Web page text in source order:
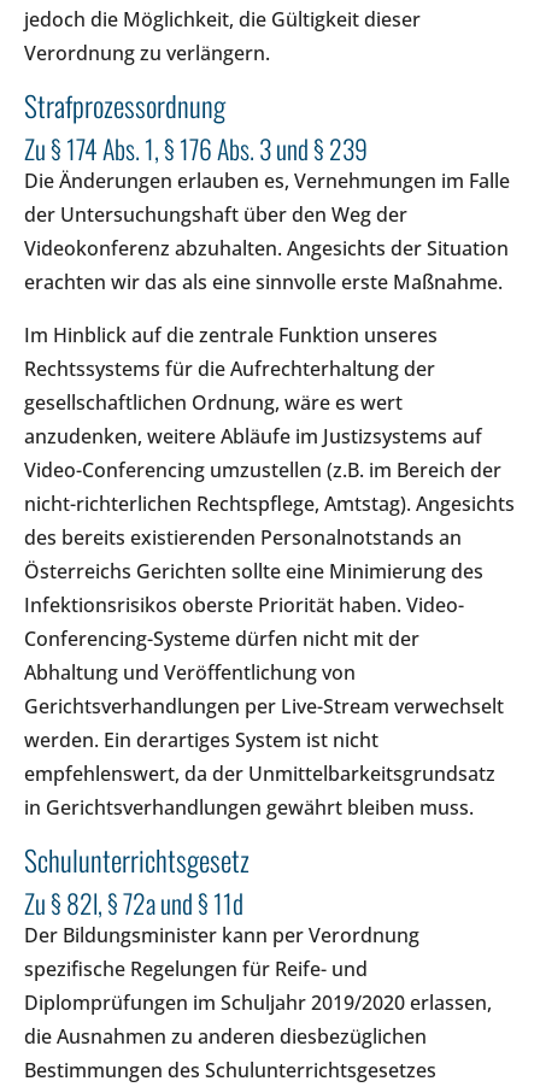
jedoch die Möglichkeit, die Gültigkeit dieser
Verordnung zu verlängern.
Strafprozessordnung
Zu § 174 Abs. 1, § 176 Abs. 3 und § 239
Die Änderungen erlauben es, Vernehmungen im Falle
der Untersuchungshaft über den Weg der
Videokonferenz abzuhalten. Angesichts der Situation
erachten wir das als eine sinnvolle erste Maßnahme.
Im Hinblick auf die zentrale Funktion unseres
Rechtssystems für die Aufrechterhaltung der
gesellschaftlichen Ordnung, wäre es wert
anzudenken, weitere Abläufe im Justizsystems auf
Video-Conferencing umzustellen (z.B. im Bereich der
nicht-richterlichen Rechtspflege, Amtstag). Angesichts
des bereits existierenden Personalnotstands an
Österreichs Gerichten sollte eine Minimierung des
Infektionsrisikos oberste Priorität haben. Video-
Conferencing-Systeme dürfen nicht mit der
Abhaltung und Veröffentlichung von
Gerichtsverhandlungen per Live-Stream verwechselt
werden. Ein derartiges System ist nicht
empfehlenswert, da der Unmittelbarkeitsgrundsatz
in Gerichtsverhandlungen gewährt bleiben muss.
Schulunterrichtsgesetz
Zu § 82l, § 72a und § 11d
Der Bildungsminister kann per Verordnung
spezifische Regelungen für Reife- und
Diplomprüfungen im Schuljahr 2019/2020 erlassen,
die Ausnahmen zu anderen diesbezüglichen
Bestimmungen des Schulunterrichtsgesetzes